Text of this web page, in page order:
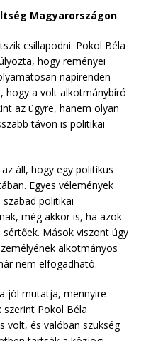
Magyarországon
csillapodni. Pokol Béla
hogy reményei
napirenden
hogy a volt alkotmánybíró
az ügyre, hanem olyan
távon is politikai
áll, hogy egy politikus
Egyes vélemények
politikai
még akkor is, ha azok
Mások viszont úgy
alkotmányos
nem elfogadható.
jól mutatja, mennyire
szerint Pokol Béla
volt, és valóban szükség